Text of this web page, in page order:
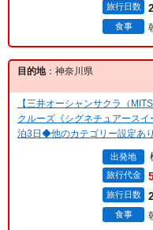
旅行日数
食事
目的地：神奈川県
【三井オーシャンサクラ（
クルーズ《シグネチュアース
泊3日◆他のカテゴリー設定あ
出発地
旅行代金
旅行日数
食事